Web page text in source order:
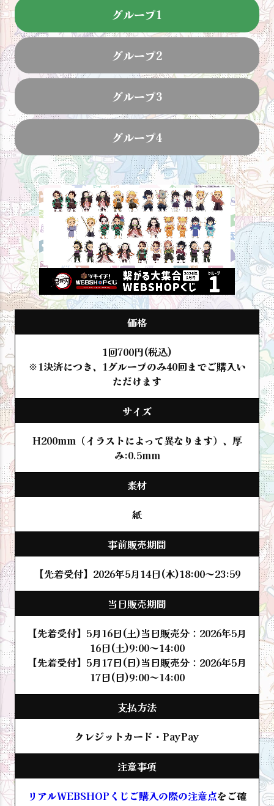
グループ1
グループ2
グループ3
グループ4
価格
1回700円(税込)
※1決済につき、1グループのみ40回までご購入い
ただけます
サイズ
H200mm（イラストによって異なります）、厚
み:0.5mm
素材
紙
事前販売期間
【先着受付】2026年5月14日(木)18:00～23:59
当日販売期間
【先着受付】5月16日(土)当日販売分：2026年5月
16日(土)9:00～14:00
【先着受付】5月17日(日)当日販売分：2026年5月
17日(日)9:00～14:00
支払方法
クレジットカード・PayPay
注意事項
リアルWEBSHOPくじご購入の際の注意点をご確